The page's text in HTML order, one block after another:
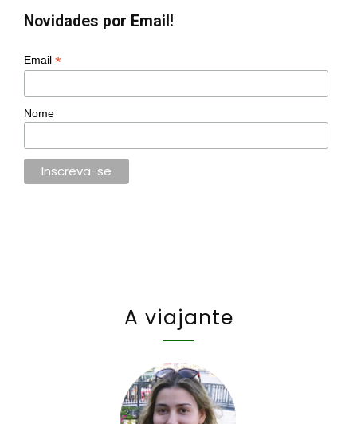
Novidades por Email!
Email *
Nome
A viajante